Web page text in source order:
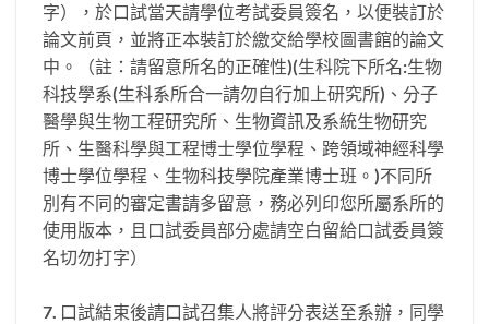
字），於口試當天請學位考試委員簽名，以便裝訂於
論文前頁，並將正本裝訂於繳交給學校圖書館的論文
中。（註：請留意所名的正確性)(生科院下所名:生物
科技學系(生科系所合一請勿自行加上研究所)、分子
醫學與生物工程研究所、生物資訊及系統生物研究
所、生醫科學與工程博士學位學程、跨領域神經科學
博士學位學程、生物科技學院產業博士班。)不同所
別有不同的審定書請多留意，務必列印您所屬系所的
使用版本，且口試委員部分處請空白留給口試委員簽
名切勿打字）
7. 口試結束後請口試召集人將評分表送至系辦，同學